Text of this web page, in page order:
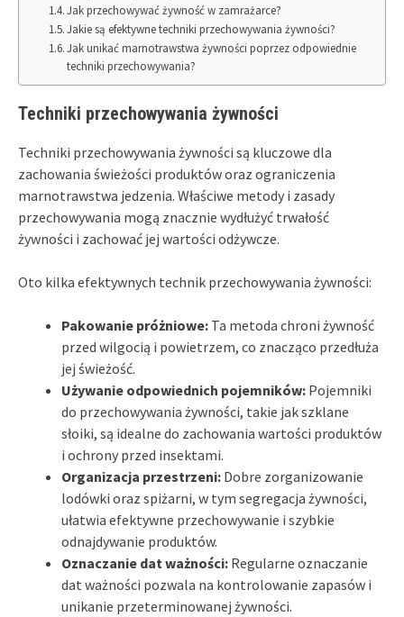
Jak przechowywać żywność w zamrażarce?
Jakie są efektywne techniki przechowywania żywności?
Jak unikać marnotrawstwa żywności poprzez odpowiednie
techniki przechowywania?
Techniki przechowywania żywności
Techniki przechowywania żywności są kluczowe dla
zachowania świeżości produktów oraz ograniczenia
marnotrawstwa jedzenia. Właściwe metody i zasady
przechowywania mogą znacznie wydłużyć trwałość
żywności i zachować jej wartości odżywcze.
Oto kilka efektywnych technik przechowywania żywności:
Pakowanie próżniowe: Ta metoda chroni żywność
przed wilgocią i powietrzem, co znacząco przedłuża
jej świeżość.
Używanie odpowiednich pojemników: Pojemniki
do przechowywania żywności, takie jak szklane
słoiki, są idealne do zachowania wartości produktów
i ochrony przed insektami.
Organizacja przestrzeni: Dobre zorganizowanie
lodówki oraz spiżarni, w tym segregacja żywności,
ułatwia efektywne przechowywanie i szybkie
odnajdywanie produktów.
Oznaczanie dat ważności: Regularne oznaczanie
dat ważności pozwala na kontrolowanie zapasów i
unikanie przeterminowanej żywności.